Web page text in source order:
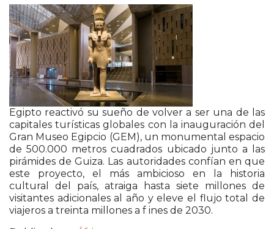
Egipto reactivó su sueño de volver a ser una de las
capitales turísticas globales con la inauguración del
Gran Museo Egipcio (GEM), un monumental espacio
de 500.000 metros cuadrados ubicado junto a las
pirámides de Guiza. Las autoridades confían en que
este proyecto, el más ambicioso en la historia
cultural del país, atraiga hasta siete millones de
visitantes adicionales al año y eleve el flujo total de
viajeros a treinta millones a f ines de 2030.